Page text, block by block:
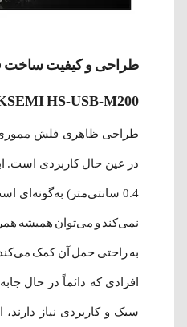
طراحی و کیفیت
HS-USB-M200
0.4 سانتی‌متر)
به راحتی حمل آن کمک
افرادی که دائماً در حال
سبک و کاربردی نیاز